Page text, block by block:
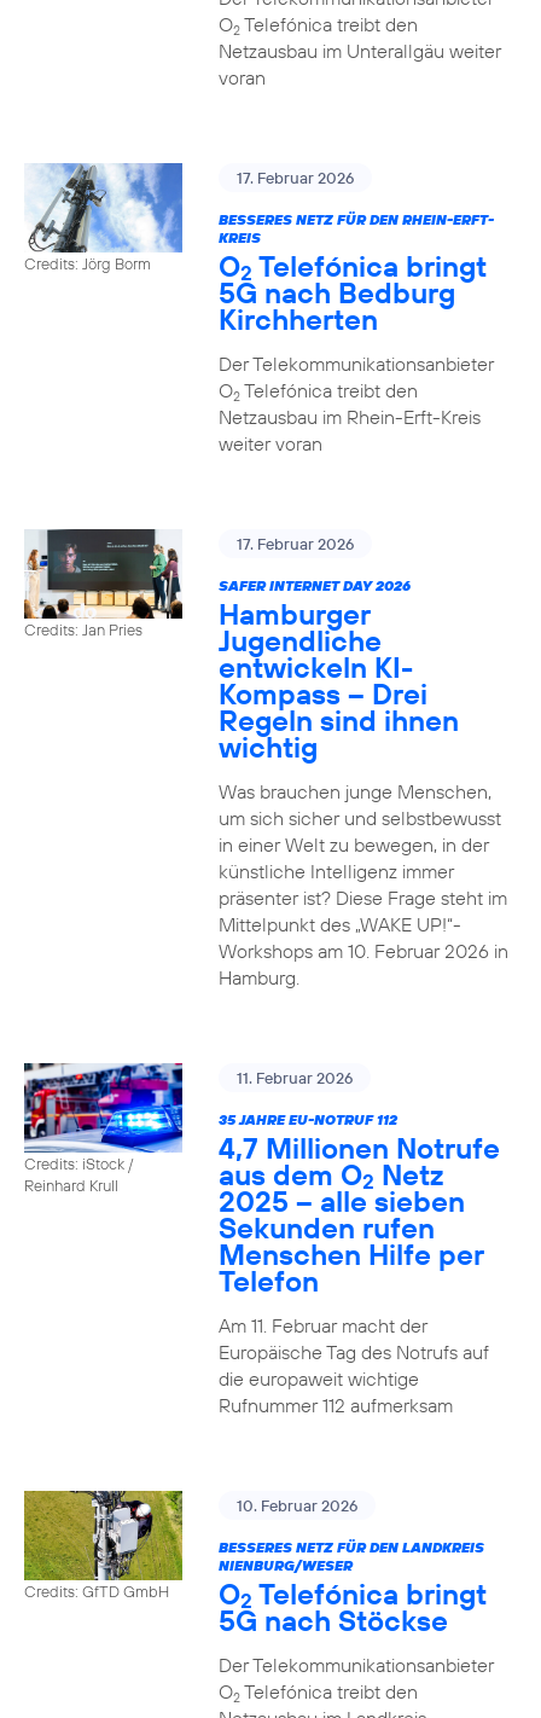
O2Telefónica treibt den
Netzausbau im Unterallgäu weiter
voran
Credits: Jörg Borm
17. Februar 2026
BESSERES NETZ FÜR DEN RHEIN-ERFT-
KREIS
O2 Telefónica bringt
5G nach Bedburg
Kirchherten
Der Telekommunikationsanbieter
O2Telefónica treibt den
Netzausbau im Rhein-Erft-Kreis
weiter voran
Credits: Jan Pries
17. Februar 2026
SAFER INTERNET DAY 2026
Hamburger
Jugendliche
entwickeln KI-
Kompass – Drei
Regeln sind ihnen
wichtig
Was brauchen junge Menschen,
um sich sicher und selbstbewusst
in einer Welt zu bewegen, in der
künstliche Intelligenz immer
präsenter ist? Diese Frage steht im
Mittelpunkt des „WAKE UP!“-
Workshops am 10. Februar 2026 in
Hamburg.
Credits: iStock /
Reinhard Krull
11. Februar 2026
35 JAHRE EU-NOTRUF 112
4,7 Millionen Notrufe
aus dem O2 Netz
2025 – alle sieben
Sekunden rufen
Menschen Hilfe per
Telefon
Am 11. Februar macht der
Europäische Tag des Notrufs auf
die europaweit wichtige
Rufnummer 112 aufmerksam
Credits: GfTD GmbH
10. Februar 2026
BESSERES NETZ FÜR DEN LANDKREIS
NIENBURG/WESER
O2 Telefónica bringt
5G nach Stöckse
Der Telekommunikationsanbieter
O2Telefónica treibt den